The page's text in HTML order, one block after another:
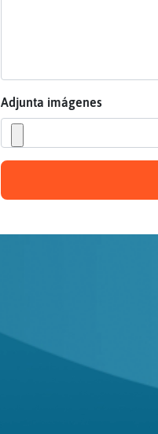
Adjunta imágenes